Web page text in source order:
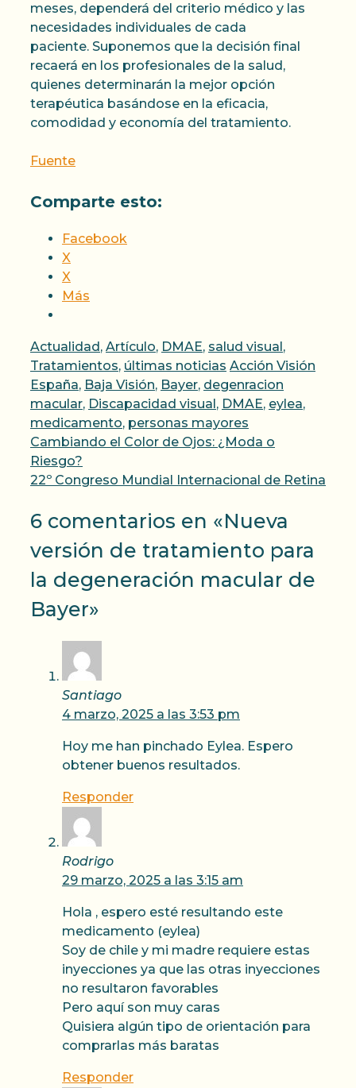
meses, dependerá del criterio médico y las
necesidades individuales de cada
paciente. Suponemos que la decisión final
recaerá en los profesionales de la salud,
quienes determinarán la mejor opción
terapéutica basándose en la eficacia,
comodidad y economía del tratamiento.
Fuente
Comparte esto:
Facebook
X
X
Más
Categorías
Actualidad, Artículo, DMAE, salud visual,
Tratamientos, últimas noticias Etiquetas
Acción Visión
España, Baja Visión, Bayer, degenracion
macular, Discapacidad visual, DMAE, eylea,
medicamento, personas mayores
Cambiando el Color de Ojos: ¿Moda o
Riesgo?
22º Congreso Mundial Internacional de Retina
6 comentarios en «Nueva
versión de tratamiento para
la degeneración macular de
Bayer»
Santiago
4 marzo, 2025 a las 3:53 pm
Hoy me han pinchado Eylea. Espero
obtener buenos resultados.
Responder
Rodrigo
29 marzo, 2025 a las 3:15 am
Hola , espero esté resultando este
medicamento (eylea)
Soy de chile y mi madre requiere estas
inyecciones ya que las otras inyecciones
no resultaron favorables
Pero aquí son muy caras
Quisiera algún tipo de orientación para
comprarlas más baratas
Responder